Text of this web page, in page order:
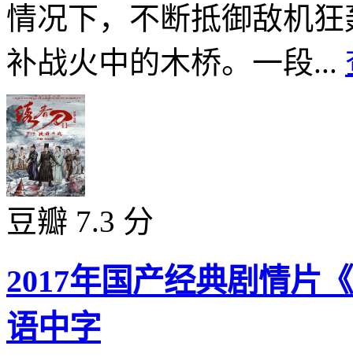
情况下，不断抵御敌机
补战火中的木桥。一段...
豆瓣 7.3 分
2017年国产经典剧情片
语中字